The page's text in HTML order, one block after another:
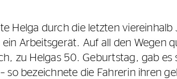
Helga durch die letzten
Arbeitsgerät. Auf all den Wegen
zu Helgas 50. Geburtstag, gab
so bezeichnete die Fahrerin ihren